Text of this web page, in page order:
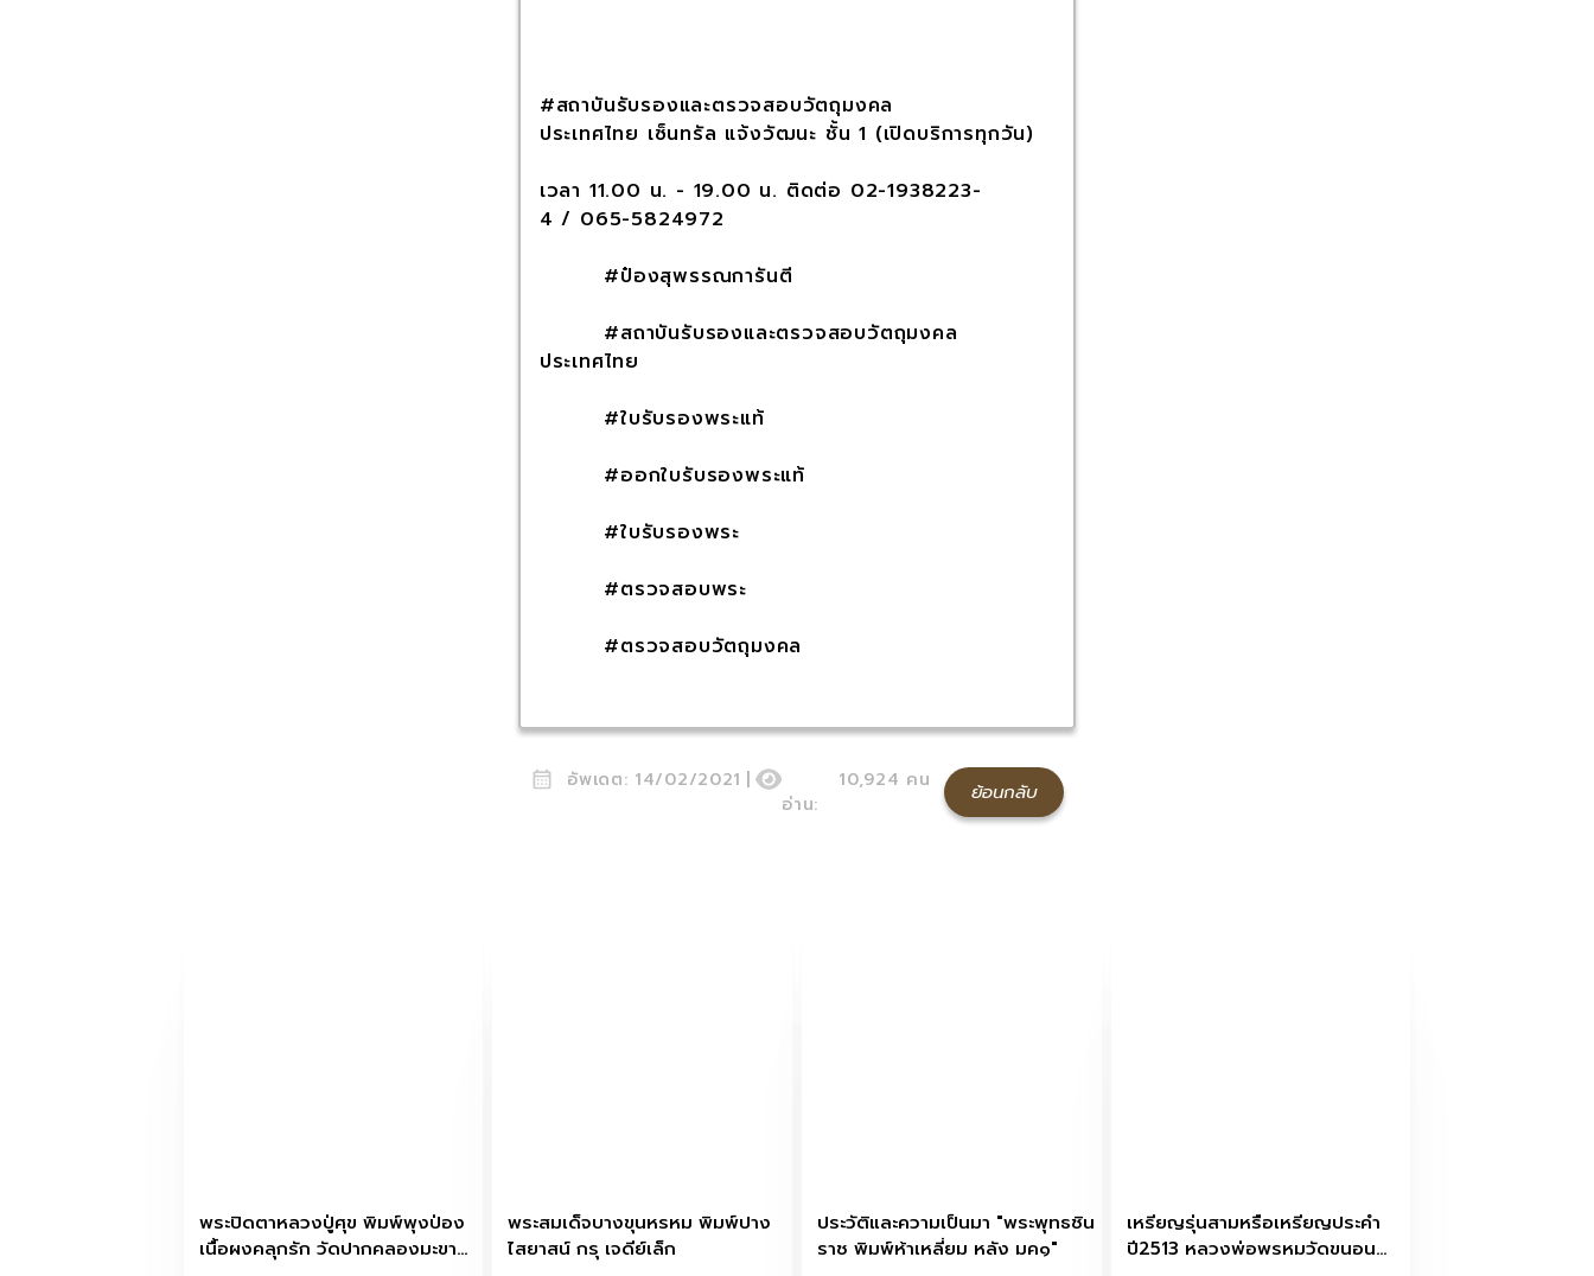
#สถาบันรับรองและตรวจสอบวัตถุมงคล
ประเทศไทย เซ็นทรัล แจ้งวัฒนะ ชั้น 1 (เปิดบริการทุกวัน)
เวลา 11.00 น. - 19.00 น. ติดต่อ 02-1938223-
4 / 065-5824972
#ป๋องสุพรรณการันตี
#สถาบันรับรองและตรวจสอบวัตถุมงคล
ประเทศไทย
#ใบรับรองพระแท้
#ออกใบรับรองพระแท้
#ใบรับรองพระ
#ตรวจสอบพระ
#ตรวจสอบวัตถุมงคล
อัพเดต: 14/02/2021 |
อ่าน:
10,924 คน ย้อนกลับ
พระปิดตาหลวงปู่ศุข พิมพ์พุงป่อง
เนื้อผงคลุกรัก วัดปากคลองมะขาม
พระสมเด็จบางขุนหรหม พิมพ์ปาง
ไสยาสน์ กรุ เจดีย์เล็ก
ประวัติและความเป็นมา "พระพุทธชิน
ราช พิมพ์ห้าเหลี่ยม หลัง มค๑"
เหรียญรุ่นสามหรือเหรียญประคำ
ปี2513 หลวงพ่อพรหมวัดขนอน